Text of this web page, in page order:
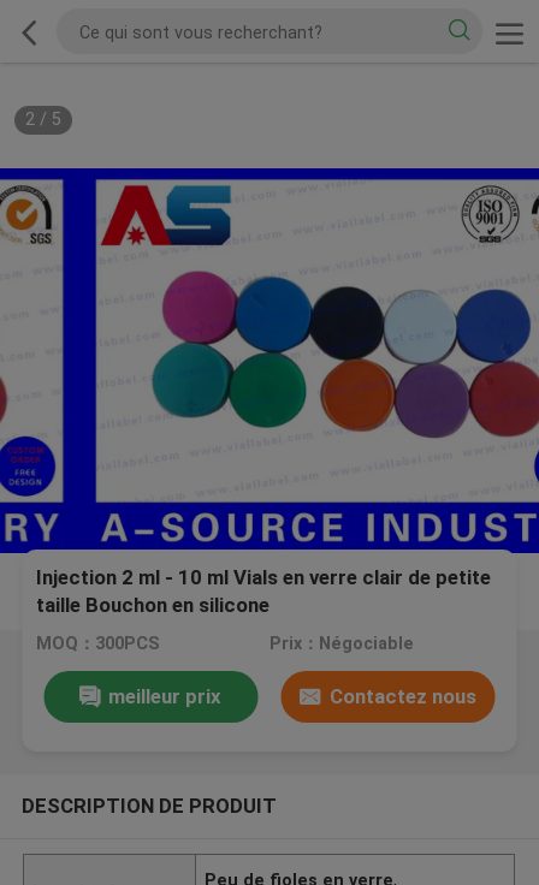
2/ 5
Injection 2 ml - 10 ml Vials en verre clair de petite
taille Bouchon en silicone
MOQ：300PCS Prix：Négociable
meilleur prix Contactez nous
DESCRIPTION DE PRODUIT
Peu de fioles en verre,